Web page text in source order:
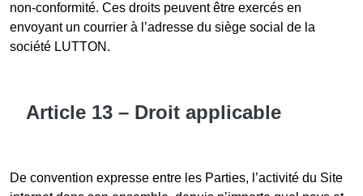
non-conformité. Ces droits peuvent être exercés en
envoyant un courrier à l’adresse du siège social de la
société LUTTON.
Article 13 – Droit applicable
De convention expresse entre les Parties, l’activité du Site